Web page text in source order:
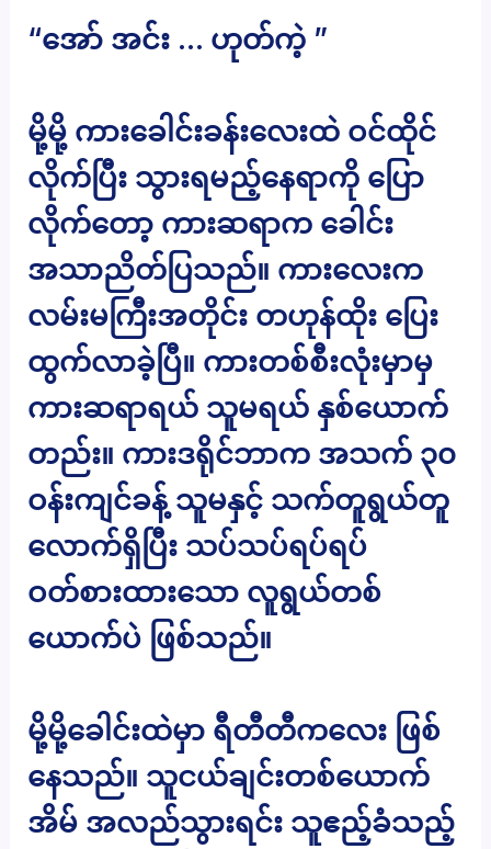
“အော် အင်း … ဟုတ်ကဲ့ ”
မို့မို့ ကားခေါင်းခန်းလေးထဲ ဝင်ထိုင်
လိုက်ပြီး သွားရမည့်နေရာကို ပြော
လိုက်တော့ ကားဆရာက ခေါင်း
အသာညိတ်ပြသည်။ ကားလေးက
လမ်းမကြီးအတိုင်း တဟုန်ထိုး ပြေး
ထွက်လာခဲ့ပြီ။ ကားတစ်စီးလုံးမှာမှ
ကားဆရာရယ် သူမရယ် နှစ်ယောက်
တည်း။ ကားဒရိုင်ဘာက အသက် ၃၀
ဝန်းကျင်ခန့် သူမနှင့် သက်တူရွယ်တူ
လောက်ရှိပြီး သပ်သပ်ရပ်ရပ်
ဝတ်စားထားသော လူရွယ်တစ်
ယောက်ပဲ ဖြစ်သည်။
မို့မို့ခေါင်းထဲမှာ ရီတီတီကလေး ဖြစ်
နေသည်။ သူငယ်ချင်းတစ်ယောက်
အိမ် အလည်သွားရင်း သူဧည့်ခံသည့်